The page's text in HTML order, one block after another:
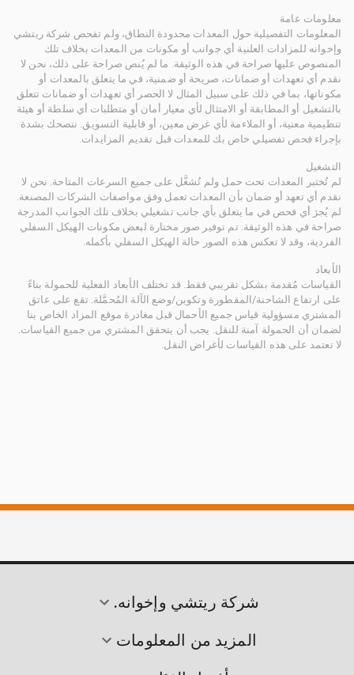
معلومات عامة
المعلومات التفصيلية حول المعدات محدودة النطاق، ولم تفحص شركة ريتشي
وإخوانه للمزادات العلنية أي جوانب أو مكونات من المعدات بخلاف تلك
المنصوص عليها صراحة في هذه الوثيقة. ما لم يُنص صراحة على ذلك، نحن لا
نقدم أي تعهدات أو ضمانات، صريحة أو ضمنية، في ما يتعلق بالمعدات أو
مكوناتها، بما في ذلك على سبيل المثال لا الحصر أي تعهدات أو ضمانات تتعلق
بالتشغيل أو المطابقة أو الامتثال لأي معيار أمان أو متطلبات أي سلطة أو هيئة
تنظيمية معنية، أو الملاءمة لأي غرض معين، أو قابلية التسويق. ننصحك بشدة
بإجراء فحص تفصيلي خاص بك للمعدات قبل تقديم المزايدات.
التشغيل
لم تُختبر المعدات تحت حمل ولم تُشغَّل على جميع السرعات المتاحة. نحن لا
نقدم أي تعهد أو ضمان بأن المعدات تعمل وفق مواصفات الشركات المصنعة.
لم يُجرَ أي فحص في ما يتعلق بأي جانب تشغيلي بخلاف تلك الجوانب المدرجة
صراحة في هذه الوثيقة. تم توفير صور مختارة لبعض مكونات الهيكل السفلي
الفردية، وقد لا تعكس هذه الصور حالة الهيكل السفلي بأكمله.
الأبعاد
القياسات مُقدمة بشكل تقريبي فقط. قد تختلف الأبعاد الفعلية للحمولة بناءً
على ارتفاع الشاحنة/المقطورة وتكوين/وضع الآلة المُحمَّلة. تقع على عاتق
المشتري مسؤولية قياس جميع الأحمال قبل مغادرة موقع المزاد الخاص بنا
لضمان أن الحمولة آمنة للنقل. يجب أن يتحقق المشتري من جميع القياسات.
لا تعتمد على هذه القياسات لأغراض النقل.
شركة ريتشي وإخوانه.
المزيد من المعلومات